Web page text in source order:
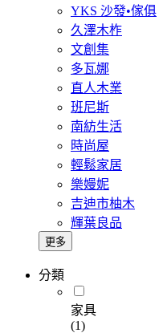
YKS 沙發•傢俱
久澤木柞
文創集
多瓦娜
直人木業
班尼斯
南紡生活
時尚屋
輕鬆家居
樂嫚妮
吉迪市柚木
輝葉良品
更多
分類
家具
(1)